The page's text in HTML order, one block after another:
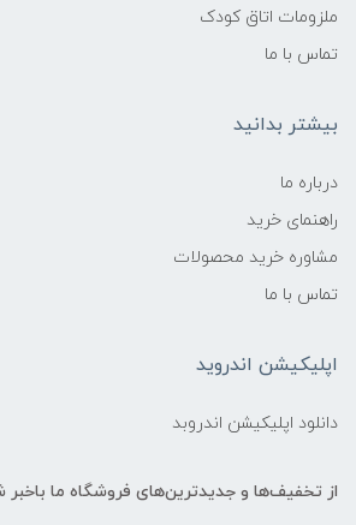
ملزومات اتاق کودک
تماس با ما
بیشتر بدانید
درباره ما
راهنمای خرید
مشاوره خرید محصولات
تماس با ما
اپلیکیشن اندروید
دانلود اپلیکیشن اندروبد
از تخفیف‌ها و جدیدترین‌های فروشگاه ما باخبر